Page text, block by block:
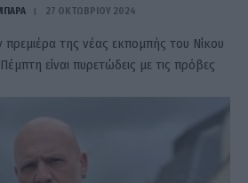
27 ΟΚΤΩΒΡΊΟΥ 2024
πρεμιέρα της νέας εκπομπής του Νίκου
είναι πυρετώδεις με τις πρόβες